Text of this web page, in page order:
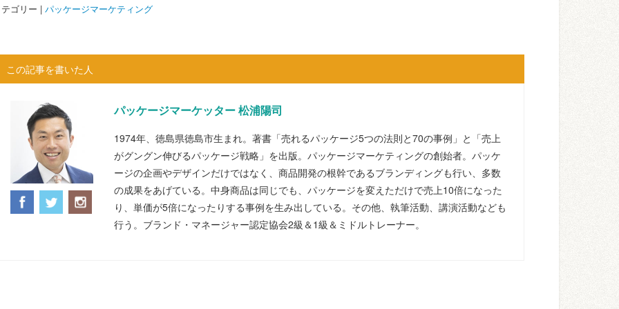
ゴリー | パッケージマーケティング
この記事を書いた人
パッケージマーケッター 松浦陽司
1974年、徳島県徳島市生まれ。著書「売れるパッケージ5つの法則と70の事例」と「売上
がグングン伸びるパッケージ戦略」を出版。パッケージマーケティングの創始者。パッケ
ージの企画やデザインだけではなく、商品開発の根幹であるブランディングも行い、多数
の成果をあげている。中身商品は同じでも、パッケージを変えただけで売上10倍になった
り、単価が5倍になったりする事例を生み出している。その他、執筆活動、講演活動なども
行う。ブランド・マネージャー認定協会2級＆1級＆ミドルトレーナー。